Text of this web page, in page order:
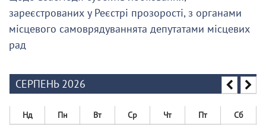
зареєстрованих у Реєстрі прозорості, з органами
місцевого самоврядуваннята депутатами місцевих
рад
СЕРПЕНЬ 2026
Нд Пн Вт Ср Чт Пт Сб